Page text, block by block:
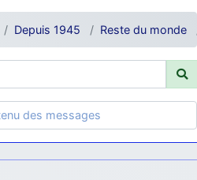
du sujet sur l'Armée de l'Air,
je viens d'arriver il y a quelques
les mêmes noms qu'aujourd'hui
à tous.en espérantque ces
vous auront plu ; Agur…
Depuis 1945 Reste du monde
des messages